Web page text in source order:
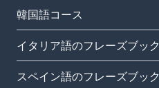
韓国語コース
イタリア語のフレーズブック
スペイン語のフレーズブック